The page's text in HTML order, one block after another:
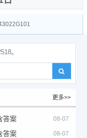
22G101
更多>>
答案 08-07
答案 08-07